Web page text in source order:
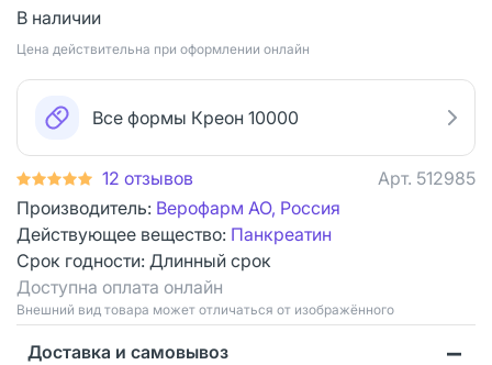
В наличии
Цена действительна при оформлении онлайн
Все формы Креон 10000
12 отзывов Арт. 512985
Производитель: Верофарм АО, Россия
Действующее вещество: Панкреатин
Срок годности: Длинный срок
Доступна оплата онлайн
Bнешний вид товара может отличаться от изображённого
Доставка и самовывоз